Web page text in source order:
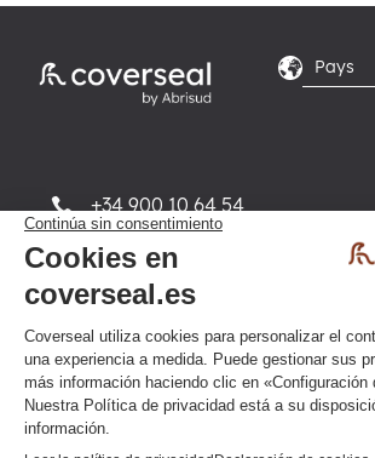
 +34 900 10 64 54
18.00 horas, servicio y
llamada gratuitos
Política de